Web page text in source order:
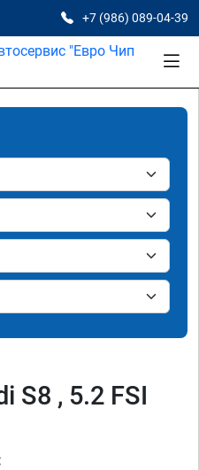
+7 (986) 089-04-39
S8 , 5.2 FSI